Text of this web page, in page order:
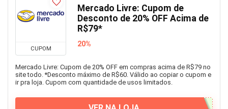
CUPOM
Mercado Livre: Cupom de
Desconto de 20% OFF Acima de
R$79*
20%
Mercado Livre: Cupom de 20% OFF em compras acima de R$79 no
site todo. *Desconto máximo de R$60. Válido ao copiar o cupom e
ir pra loja. Cupom com quantidade de usos limitados.